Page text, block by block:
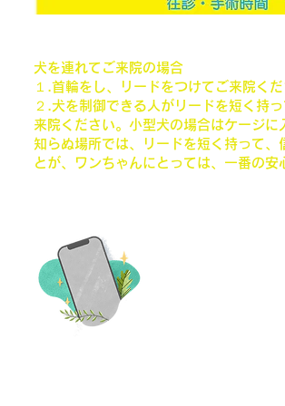
犬を連れてご来院の場合
１.首輪をし、リードをつけてご来院く
２.犬を制御できる人がリードを短く持
来院ください。小型犬の場合はケージ
知らぬ場所では、リードを短く持って
とが、ワンちゃんにとっては、一番の安